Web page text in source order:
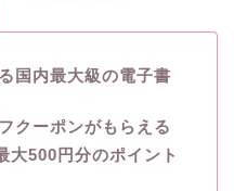
国内最大級の電子書
クーポンがもらえる
大500円分のポイント